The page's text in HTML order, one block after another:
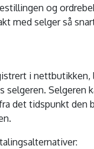
og
med selger så
i nettbutikken,
selgeren. Selgeren
det tidspunkt den